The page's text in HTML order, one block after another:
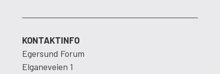
KONTAKTINFO
Egersund Forum
Elganeveien 1